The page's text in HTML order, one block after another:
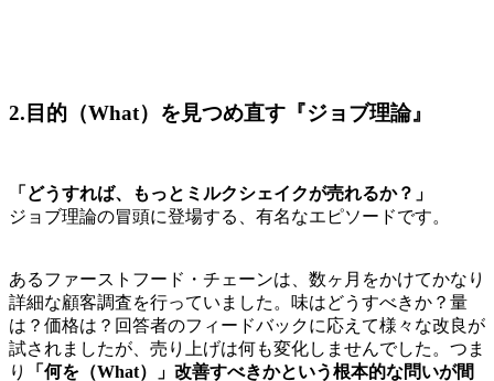
2.目的（What）を見つめ直す『ジョブ理論』
「どうすれば、もっとミルクシェイクが売れるか？」
ジョブ理論の冒頭に登場する、有名なエピソードです。
あるファーストフード・チェーンは、数ヶ月をかけてかなり
詳細な顧客調査を行っていました。味はどうすべきか？量
は？価格は？回答者のフィードバックに応えて様々な改良が
試されましたが、売り上げは何も変化しませんでした。つま
り
「何を（What）」改善すべきかという根本的な問いが間